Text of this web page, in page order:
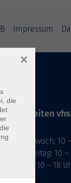
Impressum
Mittwoch: 10
Freitag: 10
10 – 18
die
×